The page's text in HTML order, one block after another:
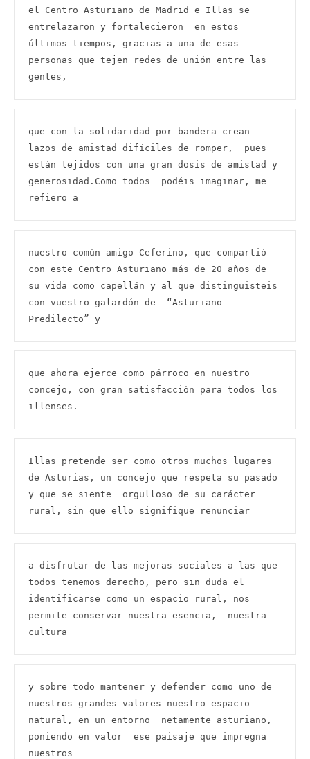
el Centro Asturiano de Madrid e Illas se
entrelazaron y fortalecieron  en estos
últimos tiempos, gracias a una de esas
personas que tejen redes de unión entre las
gentes,
que con la solidaridad por bandera crean
lazos de amistad difíciles de romper,  pues
están tejidos con una gran dosis de amistad y
generosidad.Como todos  podéis imaginar, me
refiero a
nuestro común amigo Ceferino, que compartió
con este Centro Asturiano más de 20 años de
su vida como capellán y al que distinguisteis
con vuestro galardón de  “Asturiano
Predilecto” y
que ahora ejerce como párroco en nuestro
concejo, con gran satisfacción para todos los
illenses.
Illas pretende ser como otros muchos lugares
de Asturias, un concejo que respeta su pasado
y que se siente  orgulloso de su carácter
rural, sin que ello signifique renunciar
a disfrutar de las mejoras sociales a las que
todos tenemos derecho, pero sin duda el
identificarse como un espacio rural, nos
permite conservar nuestra esencia,  nuestra
cultura
y sobre todo mantener y defender como uno de
nuestros grandes valores nuestro espacio
natural, en un entorno  netamente asturiano,
poniendo en valor  ese paisaje que impregna
nuestros